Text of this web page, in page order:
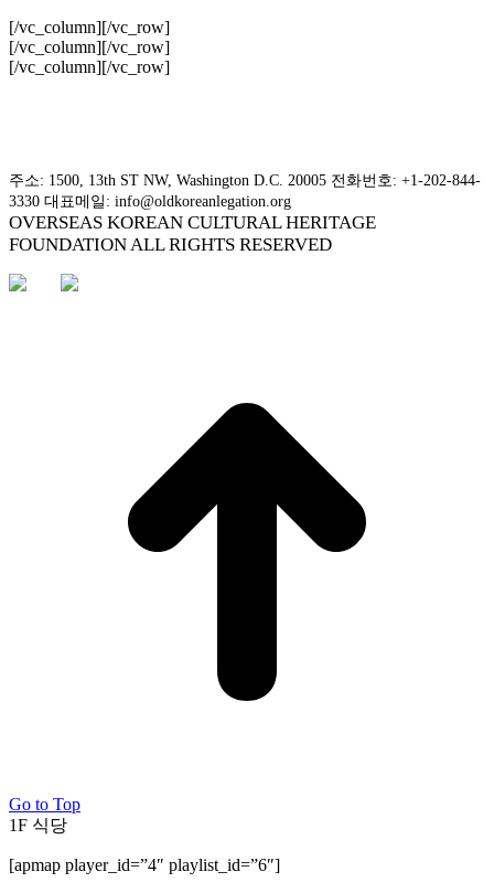
[/vc_column][/vc_row]
[/vc_column][/vc_row]
[/vc_column][/vc_row]
주소: 1500, 13th ST NW, Washington D.C. 20005 전화번호: +1-202-844-
3330 대표메일: info@oldkoreanlegation.org
OVERSEAS KOREAN CULTURAL HERITAGE
FOUNDATION ALL RIGHTS RESERVED
Go to Top
1F 식당
[apmap player_id=”4″ playlist_id=”6″]